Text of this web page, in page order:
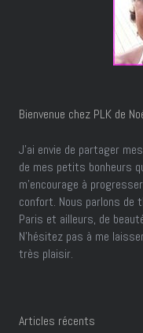
Bienvenue chez PLK de
J’ai envie de partager
de mes petits bonheurs
m'encourage à
confort. Nous parlons de
Paris et ailleurs, de
N'hésitez pas à me
très plaisir.
Articles récents